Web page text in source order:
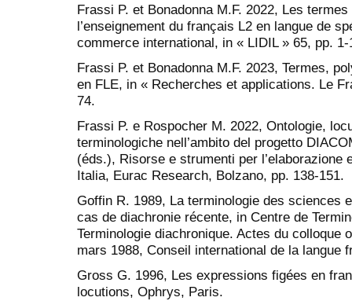
Frassi P. et Bonadonna M.F. 2022, Les
l’enseignement du français L2 en langue de
commerce international, in « LIDIL » 65, pp. 1-
Frassi P. et Bonadonna M.F. 2023, Termes,
en FLE, in « Recherches et applications. Le
74.
Frassi P. e Rospocher M. 2022, Ontologie,
terminologiche nell’ambito del progetto
(éds.), Risorse e strumenti per l’elaborazione
Italia, Eurac Research, Bolzano, pp. 138-151.
Goffin R. 1989, La terminologie des sciences
cas de diachronie récente, in Centre de
Terminologie diachronique. Actes du colloque
mars 1988, Conseil international de la langue
Gross G. 1996, Les expressions figées en
locutions, Ophrys, Paris.